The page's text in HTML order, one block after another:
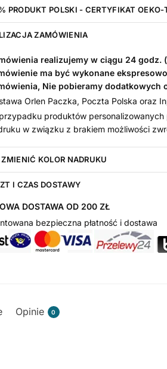
PRODUKT POLSKI - CERTYFIKAT OEKO-
ZAMÓWIENIA
realizujemy w ciągu 24 godz.
ma być wykonane
Nie pobieramy dodatkowych
Orlen Paczka, Poczta Polska oraz
produktów
w związku z brakiem możliwości
KOLOR NADRUKU
I CZAS DOSTAWY
DOSTAWA OD 200 ZŁ
bezpieczna płatność i dostawa
Opinie 0